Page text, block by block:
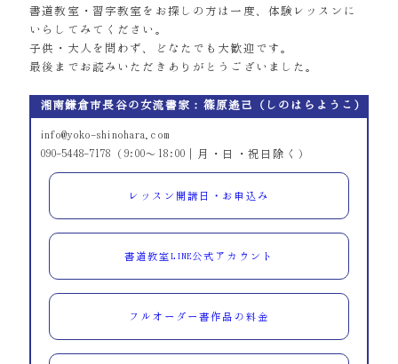
書道教室・習字教室をお探しの方は一度、体験レッスンに
いらしてみてください。
子供・大人を問わず、どなたでも大歓迎です。
最後までお読みいただきありがとうございました。
湘南鎌倉市長谷の女流書家：篠原遙己（しのはらようこ）
info@yoko-shinohara.com
090-5448-7178（9:00～18:00｜月・日・祝日除く）
レッスン開講日・お申込み
書道教室LINE公式アカウント
フルオーダー書作品の料金